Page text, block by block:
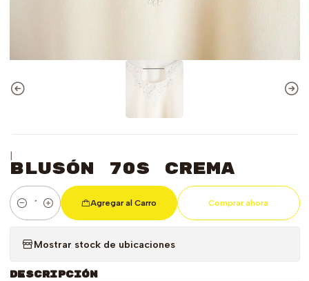
|
Blusón 70s Crema
Cantidad
Agregar al Carro Comprar ahora
Mostrar stock de ubicaciones
DESCRIPCIÓN